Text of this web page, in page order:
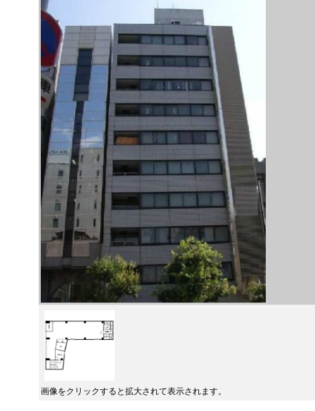
画像をクリックすると拡大されて表示されます。